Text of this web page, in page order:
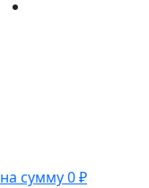
на сумму 0 ₽